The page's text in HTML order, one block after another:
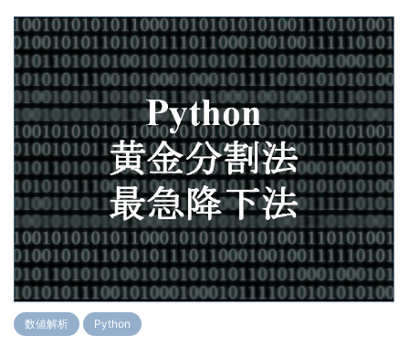
数値解析 Python